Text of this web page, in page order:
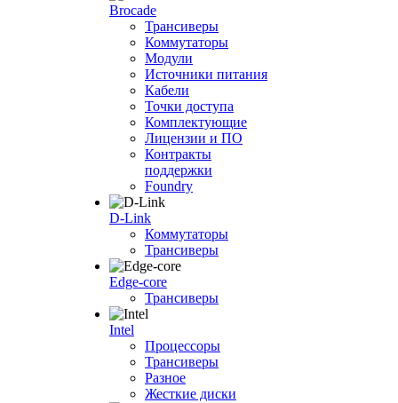
Brocade
Трансиверы
Коммутаторы
Модули
Источники питания
Кабели
Точки доступа
Комплектующие
Лицензии и ПО
Контракты
поддержки
Foundry
D-Link
Коммутаторы
Трансиверы
Edge-core
Трансиверы
Intel
Процессоры
Трансиверы
Разное
Жесткие диски